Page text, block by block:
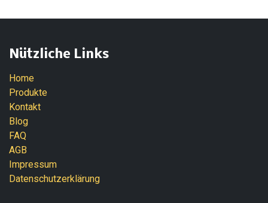
Nützliche Links
Home
Produkte
Kontakt
Blog
FAQ
AGB
Impressum
Datenschutzerklärung